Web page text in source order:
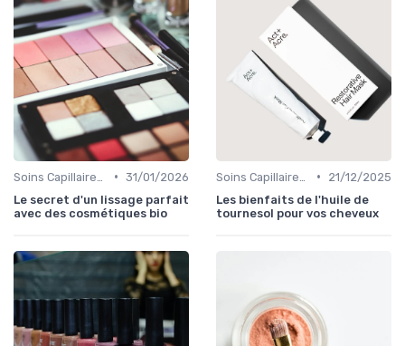
• 31/01/2026
Le secret d'un lissage parfait
avec des cosmétiques bio
•
21/12/2025
Les bienfaits de l'huile de
tournesol pour vos cheveux